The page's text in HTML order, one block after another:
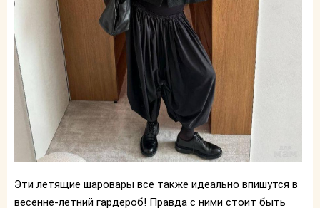
Эти летящие шаровары все также идеально впишутся в
весенне-летний гардероб! Правда с ними стоит быть